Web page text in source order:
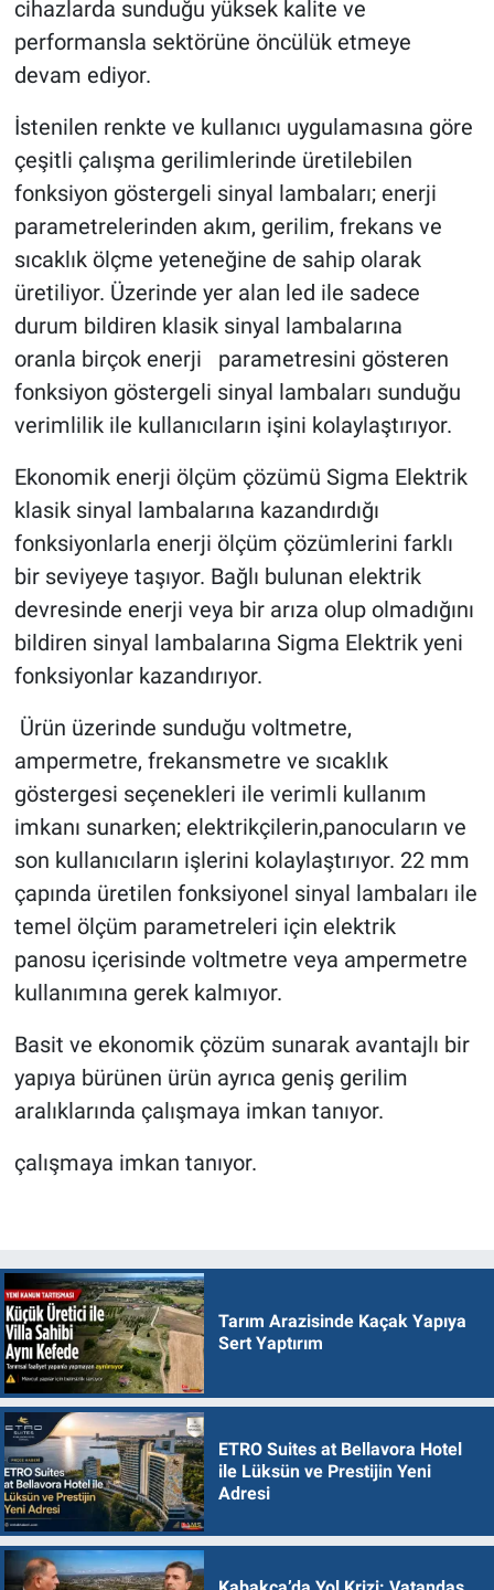
cihazlarda sunduğu yüksek kalite ve
performansla sektörüne öncülük etmeye
devam ediyor.
İstenilen renkte ve kullanıcı uygulamasına göre
çeşitli çalışma gerilimlerinde üretilebilen
fonksiyon göstergeli sinyal lambaları; enerji
parametrelerinden akım, gerilim, frekans ve
sıcaklık ölçme yeteneğine de sahip olarak
üretiliyor. Üzerinde yer alan led ile sadece
durum bildiren klasik sinyal lambalarına
oranla birçok enerji parametresini gösteren
fonksiyon göstergeli sinyal lambaları sunduğu
verimlilik ile kullanıcıların işini kolaylaştırıyor.
Ekonomik enerji ölçüm çözümü Sigma Elektrik
klasik sinyal lambalarına kazandırdığı
fonksiyonlarla enerji ölçüm çözümlerini farklı
bir seviyeye taşıyor. Bağlı bulunan elektrik
devresinde enerji veya bir arıza olup olmadığını
bildiren sinyal lambalarına Sigma Elektrik yeni
fonksiyonlar kazandırıyor.
Ürün üzerinde sunduğu voltmetre,
ampermetre, frekansmetre ve sıcaklık
göstergesi seçenekleri ile verimli kullanım
imkanı sunarken; elektrikçilerin,panocuların ve
son kullanıcıların işlerini kolaylaştırıyor. 22 mm
çapında üretilen fonksiyonel sinyal lambaları ile
temel ölçüm parametreleri için elektrik
panosu içerisinde voltmetre veya ampermetre
kullanımına gerek kalmıyor.
Basit ve ekonomik çözüm sunarak avantajlı bir
yapıya bürünen ürün ayrıca geniş gerilim
aralıklarında çalışmaya imkan tanıyor.
çalışmaya imkan tanıyor.
Tarım Arazisinde Kaçak Yapıya
Sert Yaptırım
ETRO Suites at Bellavora Hotel
ile Lüksün ve Prestijin Yeni
Adresi